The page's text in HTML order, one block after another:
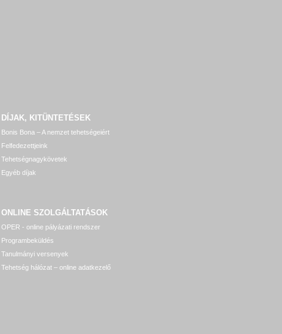
DÍJAK, KITÜNTETÉSEK
Bonis Bona – A nemzet tehetségeiért
Felfedezettjeink
Tehetségnagykövetek
Egyéb díjak
ONLINE SZOLGÁLTATÁSOK
OPER - online pályázati rendszer
Programbeküldés
Tanulmányi versenyek
Tehetség hálózat – online adatkezelő